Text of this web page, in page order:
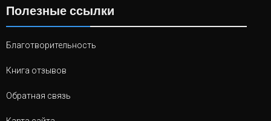
Полезные ссылки
Благотворительность
Книга отзывов
Обратная связь